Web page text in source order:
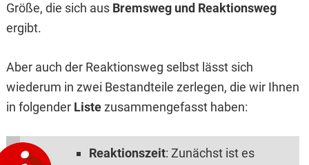
Größe, die sich aus Bremsweg und Reaktionsweg
ergibt.
Aber auch der Reaktionsweg selbst lässt sich
wiederum in zwei Bestandteile zerlegen, die wir Ihnen
in folgender Listezusammengefasst haben:
Reaktionszeit: Zunächst ist es